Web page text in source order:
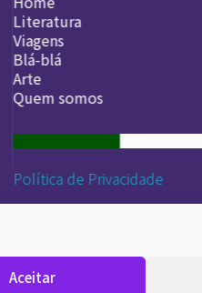
Aceitar
Literatura
Legado
Viagens
Blá-blá
Arte
O que é arte
DesignSocial
Quem somos
Política de Privacidade